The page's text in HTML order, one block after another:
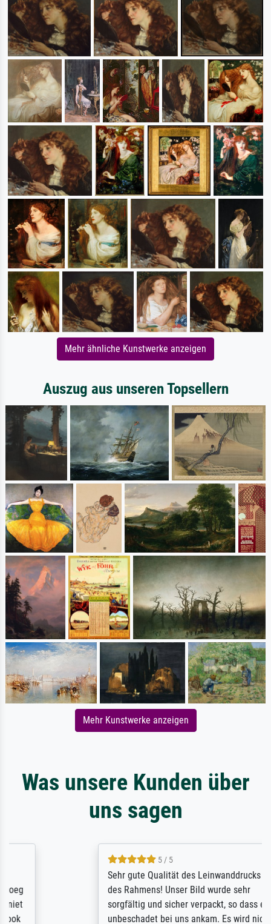
Mehr ähnliche Kunstwerke anzeigen
Auszug aus unseren Topsellern
Mehr Kunstwerke anzeigen
Was unsere Kunden über
uns sagen
5 / 5
Sehr gute Qualität des Leinwanddrucks und
des Rahmens! Unser Bild wurde sehr
sorgfältig und sicher verpackt, so dass es
unbeschadet bei uns ankam. Es wird nicht